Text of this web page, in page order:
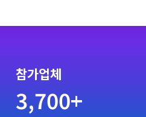
참가업체
3,700+